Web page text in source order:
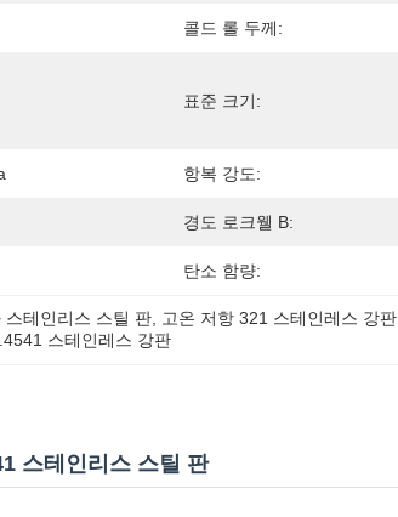
콜드 롤 두께:
표준 크기:
항복 강도:
경도 로크웰 B:
탄소 함량:
스테인리스 스틸 판 고온 저항 321 스테인레스 강판
스테인레스 강판
스테인리스 스틸 판